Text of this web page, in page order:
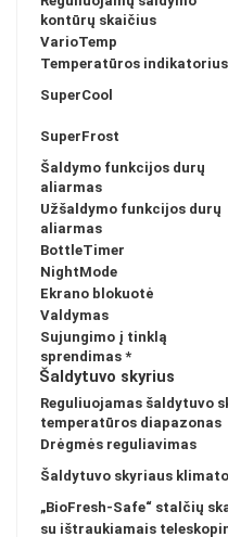
kontūrų skaičius
VarioTemp
Temperatūros indikatorius
SuperCool
SuperFrost
Šaldymo funkcijos durų
aliarmas
Užšaldymo funkcijos durų
aliarmas
BottleTimer
NightMode
Ekrano blokuotė
Valdymas
Sujungimo į tinklą
sprendimas *
Šaldytuvo skyrius
Reguliuojamas šaldytuvo
temperatūros diapazonas
Drėgmės reguliavimas
Šaldytuvo skyriaus
„BioFresh-Safe“ stalčių
su ištraukiamais